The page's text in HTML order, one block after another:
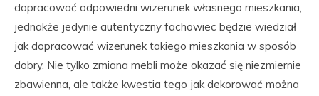
dopracować odpowiedni wizerunek własnego mieszkania,
jednakże jedynie autentyczny fachowiec będzie wiedział
jak dopracować wizerunek takiego mieszkania w sposób
dobry. Nie tylko zmiana mebli może okazać się niezmiernie
zbawienna, ale także kwestia tego jak dekorować można